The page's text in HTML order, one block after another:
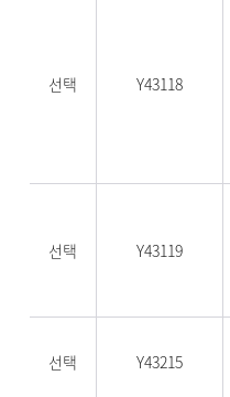
선택 Y43118
선택 Y43119
선택 Y43215